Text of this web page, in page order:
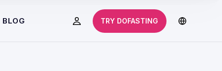
BLOG TRY DOFASTING